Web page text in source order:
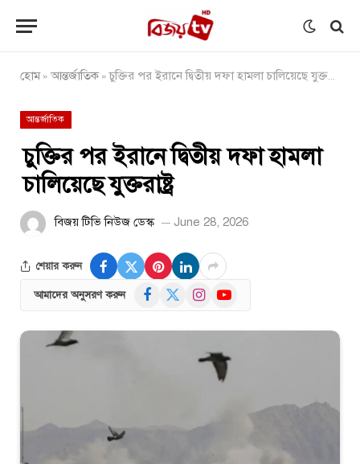
হোম» আন্তর্জাতিক »চুক্তির পর ইরানে দ্বিতীয় দফা হামলা চালিয়েছে যুক্তরাষ্ট্র
আন্তর্জাতিক
চুক্তির পর ইরানে দ্বিতীয় দফা হামলা
চালিয়েছে যুক্তরাষ্ট্র
বিজয় টিভি নিউজ ডেস্ক June 28, 2026
শেয়ার করুন
আমাদের অনুসরণ করুন Facebook InstagramYouTube